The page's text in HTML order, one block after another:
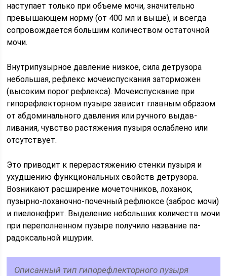
наступает только при объеме мочи, значи­тельно
превышающем норму (от 400 мл и выше), и всегда
сопровождается большим количеством остаточной
мочи.
Внутрипузырное давление низкое, сила детрузора
небольшая, рефлекс мочеиспускания заторможен
(высо­ким порог рефлекса). Мочеиспускание при
гипорефлекторном пузыре за­висит главным образом
от абдоминального давления или ручного выдав­
ливания, чувство растяжения пузыря ослаблено или
отсутствует.
Это при­водит к перерастяжению стенки пузыря и
ухудшению функциональных свойств детрузора.
Возникают расширение мочеточников, лоханок,
пузырно-лоханочно-почечный рефлюксе (заброс мочи)
и пиелонефрит. Выделение не­больших количеств мочи
при переполненном пузыре получило название па­
радоксальной ишурии.
Описанный тип гипорефлекторного пузыря